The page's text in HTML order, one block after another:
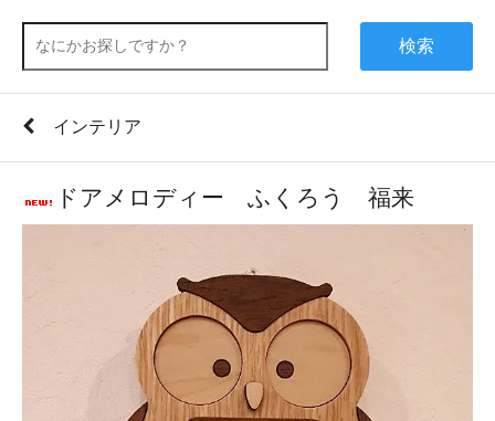
検索
インテリア
ドアメロディー ふくろう 福来